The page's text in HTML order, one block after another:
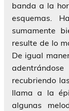
banda a la
esquemas.
sumamente
resulte de lo
De igual
recubriendo
llama a la
algunas